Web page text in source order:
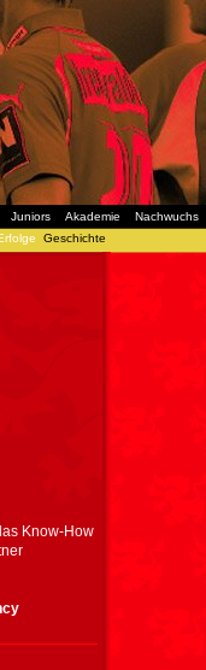
Juniors Akademie
Nachwuchs
Geschichte
Know-How